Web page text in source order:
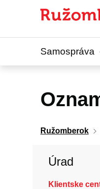
Samospráva
Ružomberok
Úrad
Klientske